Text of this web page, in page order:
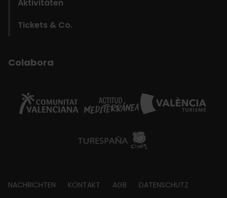
Aktivitäten
Tickets & Co.
Colabora
Footer
NACHRICHTEN KONTAKT AGB DATENSCHUTZ